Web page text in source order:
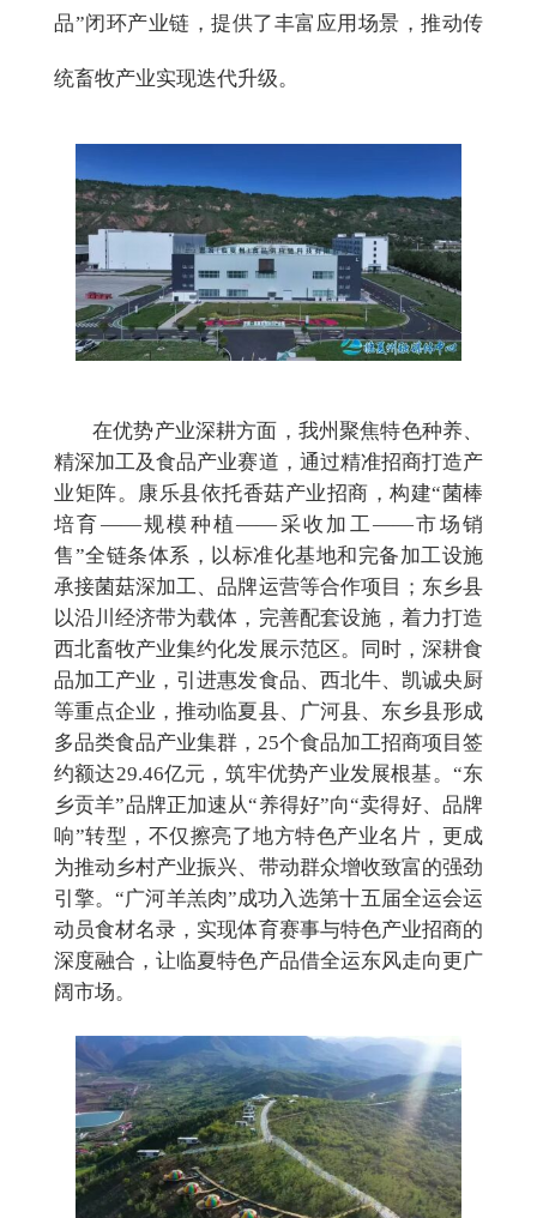
品”闭环产业链，提供了丰富应用场景，推动传
统畜牧产业实现迭代升级。
在优势产业深耕方面，我州聚焦特色种养、
精深加工及食品产业赛道，通过精准招商打造产
业矩阵。康乐县依托香菇产业招商，构建“菌棒
培育——规模种植——采收加工——市场销
售”全链条体系，以标准化基地和完备加工设施
承接菌菇深加工、品牌运营等合作项目；东乡县
以沿川经济带为载体，完善配套设施，着力打造
西北畜牧产业集约化发展示范区。同时，深耕食
品加工产业，引进惠发食品、西北牛、凯诚央厨
等重点企业，推动临夏县、广河县、东乡县形成
多品类食品产业集群，25个食品加工招商项目签
约额达29.46亿元，筑牢优势产业发展根基。 “东
乡贡羊”品牌正加速从“养得好”向“卖得好、品牌
响”转型，不仅擦亮了地方特色产业名片，更成
为推动乡村产业振兴、带动群众增收致富的强劲
引擎。“广河羊羔肉”成功入选第十五届全运会运
动员食材名录，实现体育赛事与特色产业招商的
深度融合，让临夏特色产品借全运东风走向更广
阔市场。